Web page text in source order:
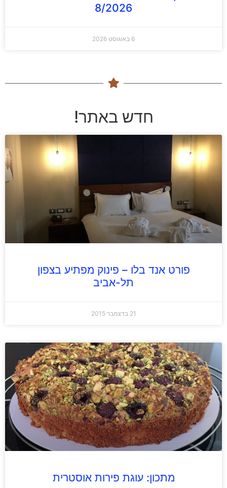
8/2026
6 באוגוסט 2026
חדש באתר!
פורט אנד בלו – פינוק מפתיע בצפון
תל-אביב
21 בדצמבר 2015
מתכון: עוגת פירות אוסטרית